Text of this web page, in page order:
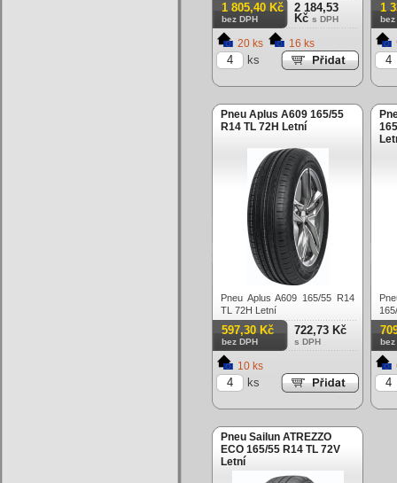
1 805,40 Kč
bez DPH
2 184,53
Kč s DPH
20 ks 16 ks
ks
1
bez
Pneu Aplus A609 165/55
R14 TL 72H Letní
Pneu Aplus A609 165/55 R14
TL 72H Letní
597,30 Kč
bez DPH
722,73 Kč
s DPH
10 ks
ks
bez
Pneu Sailun ATREZZO
ECO 165/55 R14 TL 72V
Letní